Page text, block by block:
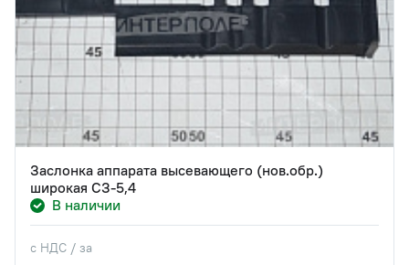
Заслонка аппарата высевающего (нов.обр.)
широкая СЗ-5,4
В наличии
с НДС / за